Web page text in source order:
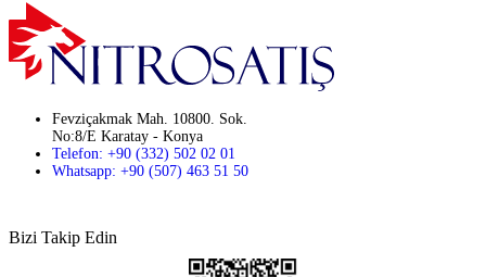
Fevziçakmak Mah. 10800. Sok.
No:8/E Karatay - Konya
Telefon: +90 (332) 502 02 01
Whatsapp: +90 (507) 463 51 50
Bizi Takip Edin